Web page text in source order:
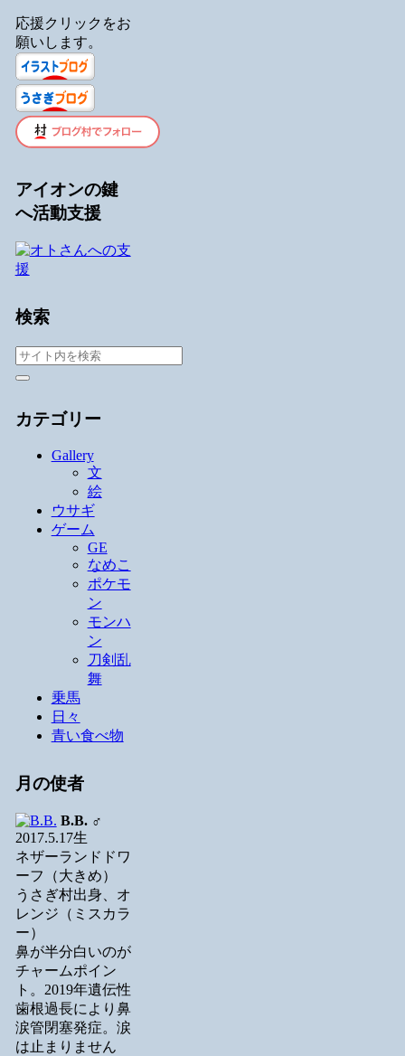
応援クリックをお
願いします。
アイオンの鍵
へ活動支援
検索
カテゴリー
Gallery
文
絵
ウサギ
ゲーム
GE
なめこ
ポケモ
ン
モンハ
ン
刀剣乱
舞
乗馬
日々
青い食べ物
月の使者
B.B.♂
2017.5.17生
ネザーランドドワ
ーフ（大きめ）
うさぎ村出身、オ
レンジ（ミスカラ
ー）
鼻が半分白いのが
チャームポイン
ト。2019年遺伝性
歯根過長により鼻
涙管閉塞発症。涙
は止まりません